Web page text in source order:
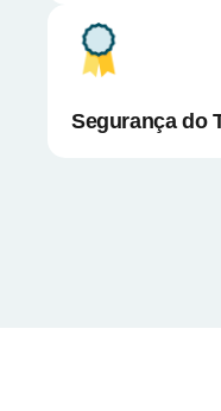
Segurança do